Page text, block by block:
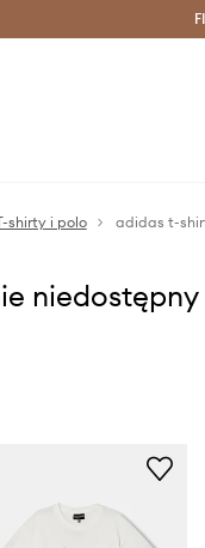
shirty i polo adidas t-
niedostępny